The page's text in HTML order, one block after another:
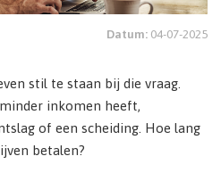
Datum: 04-07-2025
stil te staan bij die vraag.
inkomen heeft,
of een scheiding. Hoe lang
betalen?